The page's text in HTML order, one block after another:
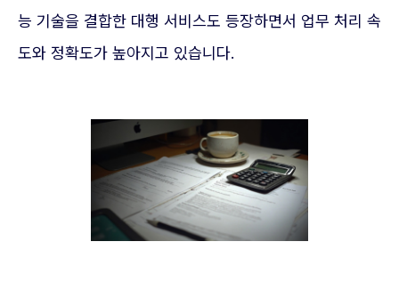
능 기술을 결합한 대행 서비스도 등장하면서 업무 처리 속
도와 정확도가 높아지고 있습니다.